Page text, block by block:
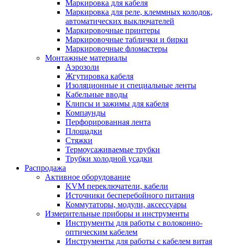
Маркировка для кабеля
Маркировка для реле, клеммных колодок,
автоматических выключателей
Маркировочные принтеры
Маркировочные таблички и бирки
Маркировочные фломастеры
Монтажные материалы
Аэрозоли
Жгутировка кабеля
Изоляционные и специальные ленты
Кабельные вводы
Клипсы и зажимы для кабеля
Компаунды
Перфорированная лента
Площадки
Стяжки
Термоусаживаемые трубки
Трубки холодной усадки
Распродажа
Активное оборудование
KVM переключатели, кабели
Источники бесперебойного питания
Коммутаторы, модули, аксессуары
Измерительные приборы и инструменты
Инструменты для работы с волоконно-
оптическим кабелем
Инструменты для работы с кабелем витая